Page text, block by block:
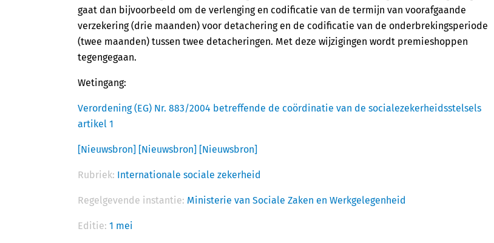
gaat dan bijvoorbeeld om de verlenging en codificatie van de termijn van voorafgaande
verzekering (drie maanden) voor detachering en de codificatie van de onderbrekingsperiode
(twee maanden) tussen twee detacheringen. Met deze wijzigingen wordt premieshoppen
tegengegaan.
Wetingang:
Verordening (EG) Nr. 883/2004 betreffende de coördinatie van de socialezekerheidsstelsels
artikel 1
[Nieuwsbron] [Nieuwsbron] [Nieuwsbron]
Rubriek: Internationale sociale zekerheid
Regelgevende instantie: Ministerie van Sociale Zaken en Werkgelegenheid
Editie: 1 mei